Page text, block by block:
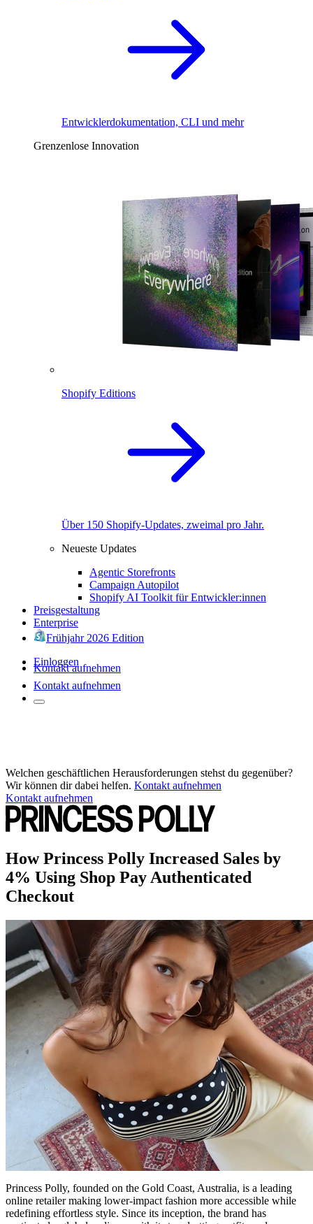
Entwicklerdokumentation, CLI und mehr
Grenzenlose Innovation
Shopify Editions
Über 150 Shopify-Updates, zweimal pro Jahr.
Neueste Updates
Agentic Storefronts
Campaign Autopilot
Shopify AI Toolkit für Entwickler:innen
Preisgestaltung
Enterprise
Frühjahr 2026 Edition
Einloggen
Kontakt aufnehmen
Kontakt aufnehmen
Welchen geschäftlichen Herausforderungen stehst du gegenüber?
Wir können dir dabei helfen. Kontakt aufnehmen
Kontakt aufnehmen
How Princess Polly Increased Sales by
4% Using Shop Pay Authenticated
Checkout
Princess Polly, founded on the Gold Coast, Australia, is a leading
online retailer making lower-impact fashion more accessible while
redefining effortless style. Since its inception, the brand has